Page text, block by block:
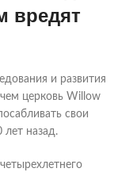
вредят
и развития
церковь Willow
свои
назад.